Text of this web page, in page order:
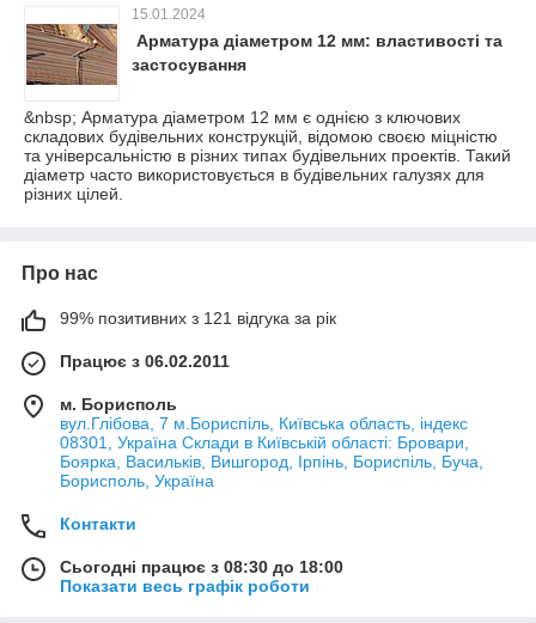
15.01.2024
Арматура діаметром 12 мм: властивості та
застосування
&nbsp; Арматура діаметром 12 мм є однією з ключових
складових будівельних конструкцій, відомою своєю міцністю
та універсальністю в різних типах будівельних проектів. Такий
діаметр часто використовується в будівельних галузях для
різних цілей.
Про нас
99% позитивних з 121 відгука за рік
Працює з 06.02.2011
м. Борисполь
вул.Глібова, 7 м.Бориспіль, Київська область, індекс
08301, Україна Склади в Київській області: Бровари,
Боярка, Васильків, Вишгород, Ірпінь, Бориспіль, Буча,
Борисполь, Україна
Контакти
Сьогодні працює з 08:30 до 18:00
Показати весь графік роботи